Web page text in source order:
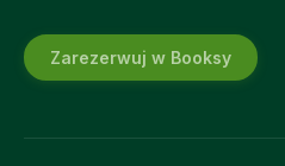
Zarezerwuj w Booksy